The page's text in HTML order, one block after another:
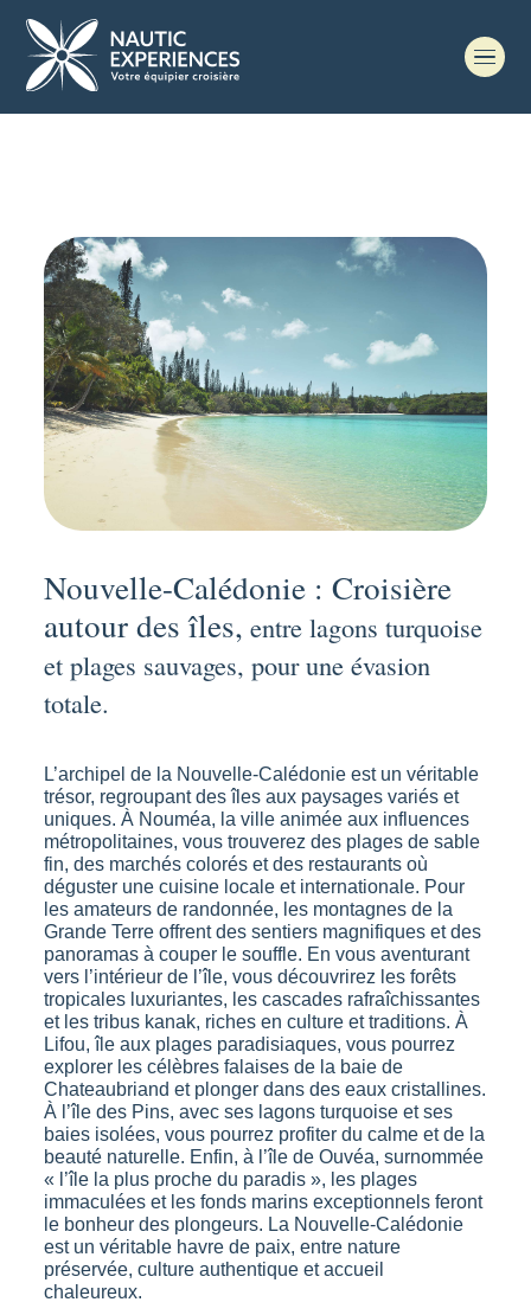
Nouvelle-Calédonie : Croisière
autour des îles, entre lagons turquoise
et plages sauvages, pour une évasion
totale.
L’archipel de la Nouvelle-Calédonie est un véritable
trésor, regroupant des îles aux paysages variés et
uniques. À Nouméa, la ville animée aux influences
métropolitaines, vous trouverez des plages de sable
fin, des marchés colorés et des restaurants où
déguster une cuisine locale et internationale. Pour
les amateurs de randonnée, les montagnes de la
Grande Terre offrent des sentiers magnifiques et des
panoramas à couper le souffle. En vous aventurant
vers l’intérieur de l’île, vous découvrirez les forêts
tropicales luxuriantes, les cascades rafraîchissantes
et les tribus kanak, riches en culture et traditions. À
Lifou, île aux plages paradisiaques, vous pourrez
explorer les célèbres falaises de la baie de
Chateaubriand et plonger dans des eaux cristallines.
À l’île des Pins, avec ses lagons turquoise et ses
baies isolées, vous pourrez profiter du calme et de la
beauté naturelle. Enfin, à l’île de Ouvéa, surnommée
« l’île la plus proche du paradis », les plages
immaculées et les fonds marins exceptionnels feront
le bonheur des plongeurs. La Nouvelle-Calédonie
est un véritable havre de paix, entre nature
préservée, culture authentique et accueil
chaleureux.